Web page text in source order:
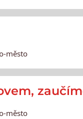
město
město